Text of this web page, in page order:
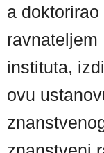
a
ravnateljem
instituta,
ovu